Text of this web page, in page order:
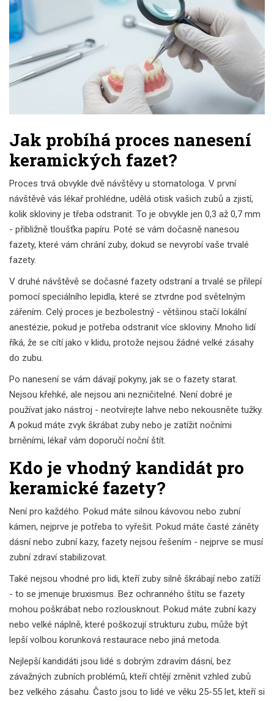
Jak probíhá proces nanesení
keramických fazet?
Proces trvá obvykle dvě návštěvy u stomatologa. V první
návštěvě vás lékař prohlédne, udělá otisk vašich zubů a zjistí,
kolik skloviny je třeba odstranit. To je obvykle jen 0,3 až 0,7 mm
- přibližně tloušťka papíru. Poté se vám dočasně nanesou
fazety, které vám chrání zuby, dokud se nevyrobí vaše trvalé
fazety.
V druhé návštěvě se dočasné fazety odstraní a trvalé se přilepí
pomocí speciálního lepidla, které se ztvrdne pod světelným
zářením. Celý proces je bezbolestný - většinou stačí lokální
anestézie, pokud je potřeba odstranit více skloviny. Mnoho lidí
říká, že se cítí jako v klidu, protože nejsou žádné velké zásahy
do zubu.
Po nanesení se vám dávají pokyny, jak se o fazety starat.
Nejsou křehké, ale nejsou ani nezničitelné. Není dobré je
používat jako nástroj - neotvírejte lahve nebo nekousněte tužky.
A pokud máte zvyk škrábat zuby nebo je zatížit nočními
brněními, lékař vám doporučí noční štít.
Kdo je vhodný kandidát pro
keramické fazety?
Není pro každého. Pokud máte silnou kávovou nebo zubní
kámen, nejprve je potřeba to vyřešit. Pokud máte časté záněty
dásní nebo zubní kazy, fazety nejsou řešením - nejprve se musí
zubní zdraví stabilizovat.
Také nejsou vhodné pro lidi, kteří zuby silně škrábají nebo zatíží
- to se jmenuje bruxismus. Bez ochranného štítu se fazety
mohou poškrábat nebo rozlousknout. Pokud máte zubní kazy
nebo velké náplně, které poškozují strukturu zubu, může být
lepší volbou korunková restaurace nebo jiná metoda.
Nejlepší kandidáti jsou lidé s dobrým zdravím dásní, bez
závažných zubních problémů, kteří chtějí změnit vzhled zubů
bez velkého zásahu. Často jsou to lidé ve věku 25-55 let, kteří si